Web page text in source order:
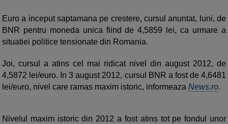
Euro a inceput saptamana pe crestere, cursul anuntat, luni, de
BNR pentru moneda unica fiind de 4,5859 lei, ca urmare a
situatiei politice tensionate din Romania.
Joi, cursul a atins cel mai ridicat nivel din august 2012, de
4,5872 lei/euro. In 3 august 2012, cursul BNR a fost de 4,6481
lei/euro, nivel care ramas maxim istoric, informeaza News.ro.
Nivelul maxim istoric din 2012 a fost atins tot pe fondul unor